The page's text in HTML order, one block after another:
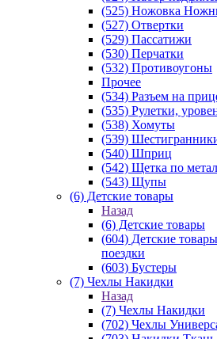
(525) Ножовка
(527) Отвертки
(529) Пассатижи
(530) Перчатки
(532) Противоугоны
Прочее
(534) Разъем на
(535) Рулетки,
(538) Хомуты
(539)
(540) Шприц
(542) Щетка по
(543) Щупы
(6) Детские товары
Назад
(6) Детские товары
(604) Детские
поездки
(603) Бустеры
(7) Чехлы Накидки
Назад
(7) Чехлы Накидки
(702) Чехлы